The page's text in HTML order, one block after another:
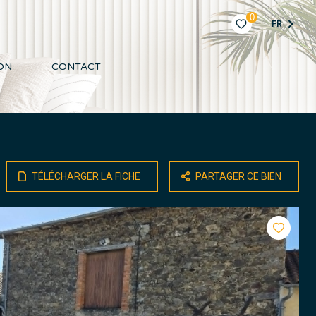
0
FR
CONTACT
TÉLÉCHARGER LA FICHE PARTAGER CE BIEN